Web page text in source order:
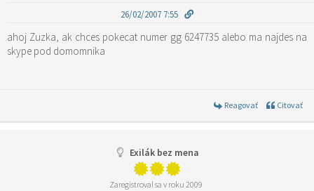
26/02/2007 7:55
ahoj Zuzka, ak chces pokecat numer gg 6247735 alebo ma najdes na
skype pod domomnika
Reagovať Citovať
Exilák bez mena
Zaregistroval sa v roku 2009